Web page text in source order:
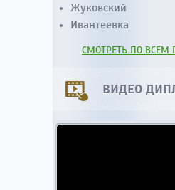
Жуковский
Ивантеевка
СМОТРЕТЬ ПО ВСЕМ
ВИДЕО